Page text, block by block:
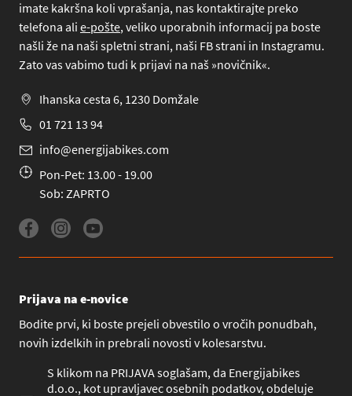
imate kakršna koli vprašanja, nas kontaktirajte preko
telefona ali e-pošte, veliko uporabnih informacij pa boste
našli že na naši spletni strani, naši FB strani in Instagramu.
Zato vas vabimo tudi k prijavi na naš »novičnik«.
Ihanska cesta 6, 1230 Domžale
01 721 13 94
info@energijabikes.com
Pon-Pet: 13.00 - 19.00
Sob: ZAPRTO
Prijava na e-novice
Bodite prvi, ki boste prejeli obvestilo o vročih ponudbah,
novih izdelkih in prebrali novosti v kolesarstvu.
S klikom na PRIJAVA soglašam, da Energijabikes
d.o.o., kot upravljavec osebnih podatkov, obdeluje